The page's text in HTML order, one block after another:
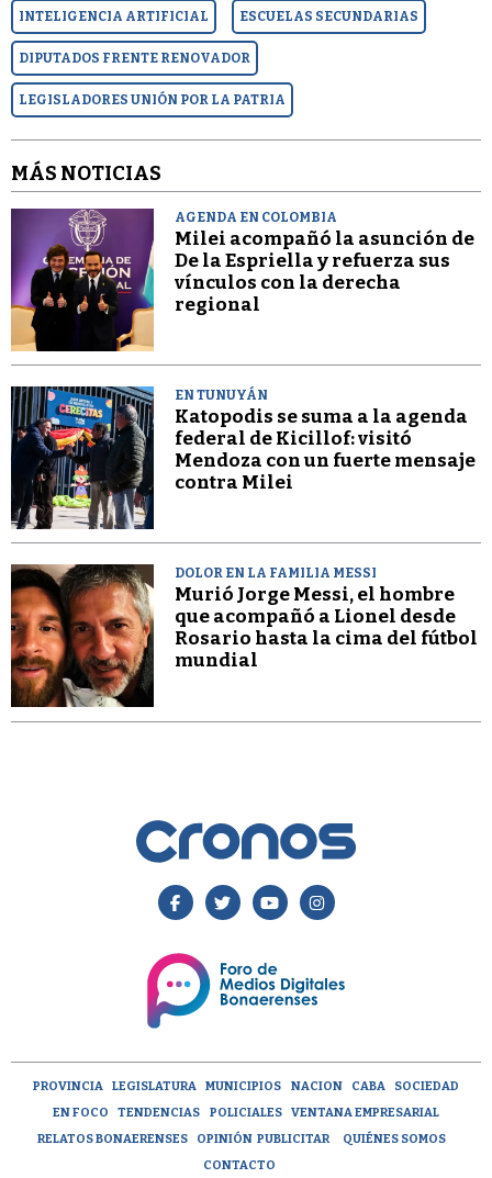
INTELIGENCIA ARTIFICIAL ESCUELAS SECUNDARIAS
DIPUTADOS FRENTE RENOVADOR
LEGISLADORES UNIÓN POR LA PATRIA
MÁS NOTICIAS
AGENDA EN COLOMBIA
Milei acompañó la asunción de
De la Espriella y refuerza sus
vínculos con la derecha
regional
EN TUNUYÁN
Katopodis se suma a la agenda
federal de Kicillof: visitó
Mendoza con un fuerte mensaje
contra Milei
DOLOR EN LA FAMILIA MESSI
Murió Jorge Messi, el hombre
que acompañó a Lionel desde
Rosario hasta la cima del fútbol
mundial
PROVINCIA LEGISLATURA MUNICIPIOS NACION CABA
SOCIEDAD
EN FOCO
TENDENCIAS POLICIALES
VENTANA EMPRESARIAL
RELATOS BONAERENSES
OPINIÓN PUBLICITAR
QUIÉNES SOMOS
CONTACTO